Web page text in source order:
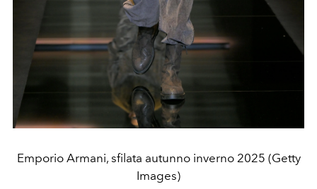
Emporio Armani, sfilata autunno inverno 2025 (Getty
Images)